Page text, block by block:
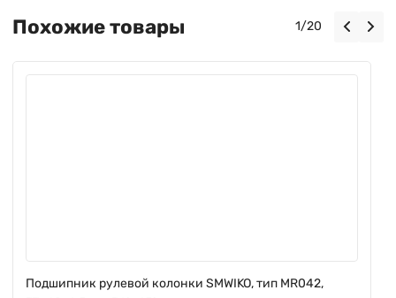
Похожие товары 1/20
Подшипник рулевой колонки SMWIKO, тип MR042,